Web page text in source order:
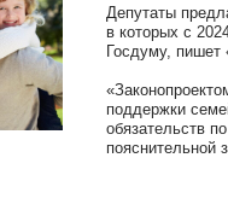
Депутаты
в которых с
Госдуму,
поддержки
обязательств
пояснительной